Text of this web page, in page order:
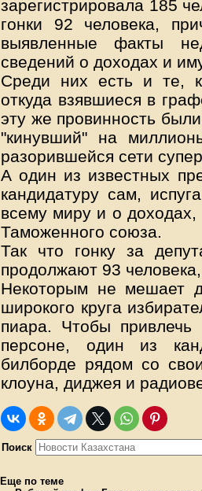
зарегистрировала 185
гонки 92 человека,
выявленные факты
сведений о доходах и
Среди них есть и те,
откуда взявшиеся в
эту же провинность
"кинувший" на
разорившейся сети
А один из известных
кандидатуру сам,
всему миру и о доходах,
Таможенного союза.
Так что гонку за
продолжают 93
Некоторым не мешает
широкого круга
пиара. Чтобы
персоне, один из
билборде рядом со
клоуна, диджея и
Поиск
Еще по теме